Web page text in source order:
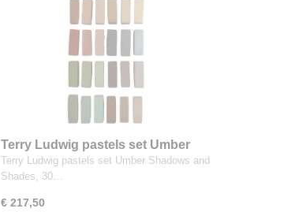
Terry Ludwig pastels set Umber
Shadows and Shades 30 kleuren
Terry Ludwig pastels set Umber Shadows and
Shades, 30…
€ 217,50